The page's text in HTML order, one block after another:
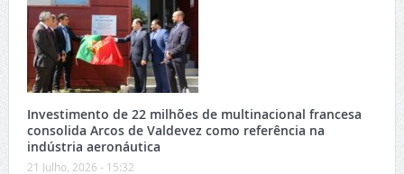
Investimento de 22 milhões de multinacional francesa
consolida Arcos de Valdevez como referência na
indústria aeronáutica
21 Julho, 2026 - 15:32